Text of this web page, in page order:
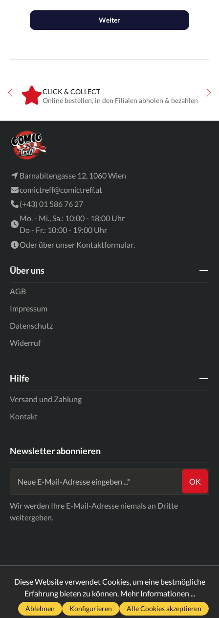
Weiter
CLICK & COLLECT
Online bestellen, in den Filialen abholen & bezahlen
Barnabitengasse 12, 1060 Wien
comictreff@comictreff.at
(+43) 01 586 76 27
Mo. - Mi., Sa.: 10:00 - 18:00 Uhr
Do - Fr.: 10:00 - 19:00 Uhr
Oder über unser Kontaktformular.
Über uns
AGB
Impressum
Datenschutz
Widerruf
Hilfe
Versand und Zahlung
Kontakt
Newsletter abonnieren
OK
Wir werden Ihre E-Mail-Adresse niemals an Dritte
weitergeben.
Versandkostenund ggf. Nachnahmegebühren, wenn nicht
anders angegeben.
2026ComicTreff
Diese Website verwendet Cookies, um eine bestmögliche
Erfahrung bieten zu können. Mehr Informationen ...
Ablehnen Konfigurieren Alle Cookies akzeptieren